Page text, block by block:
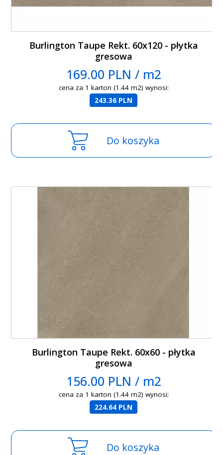
Burlington Taupe Rekt. 60x120 - płytka
gresowa
169.00 PLN / m2
cena za 1 karton (1.44 m2) wynosi:
243.36 PLN
Do koszyka
Burlington Taupe Rekt. 60x60 - płytka
gresowa
156.00 PLN / m2
cena za 1 karton (1.44 m2) wynosi:
224.64 PLN
Do koszyka